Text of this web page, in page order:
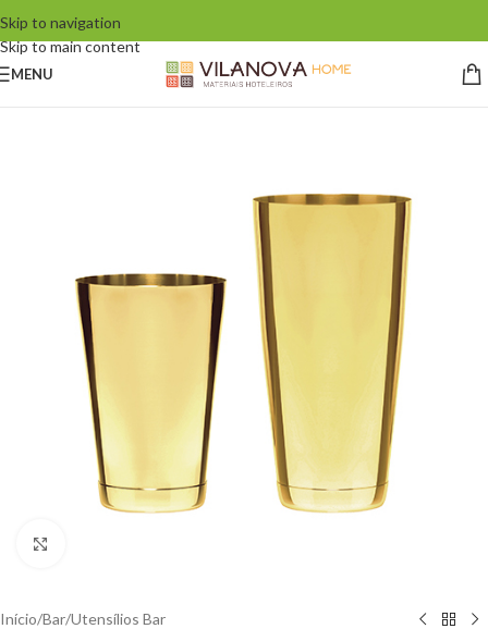
Skip to navigation
Skip to main content
MENU
Início/Bar/Utensílios Bar